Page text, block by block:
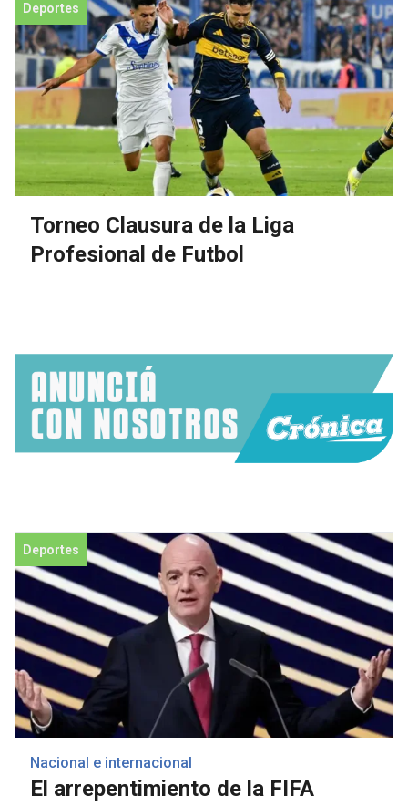
Deportes
Torneo Clausura de la Liga
Profesional de Futbol
Deportes
Nacional e internacional
El arrepentimiento de la FIFA